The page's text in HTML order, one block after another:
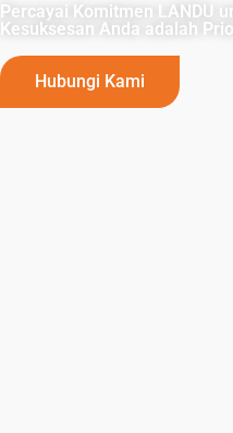
Percayai Komitmen LANDU
Kesuksesan Anda adalah
Hubungi Kami